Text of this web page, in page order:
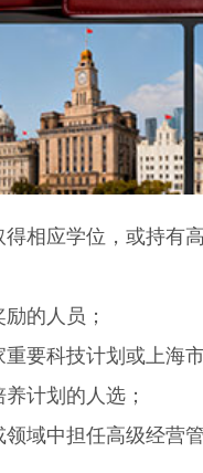
应学位，或持有
的人员；
科技计划或上海市
计划的人选；
中担任高级经营